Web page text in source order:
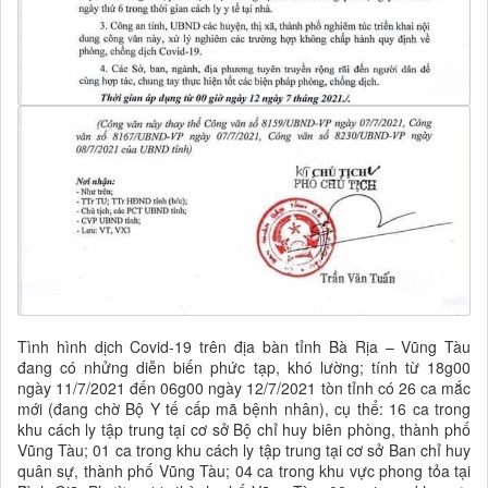
Tình hình dịch Covid-19 trên địa bàn tỉnh Bà Rịa – Vũng Tàu
đang có nhửng diễn biến phức tạp, khó lường; tính từ 18g00
ngày 11/7/2021 đến 06g00 ngày 12/7/2021 tòn tỉnh có 26 ca mắc
mới (đang chờ Bộ Y tế cấp mã bệnh nhân), cụ thể: 16 ca trong
khu cách ly tập trung tại cơ sở Bộ chỉ huy biên phòng, thành phố
Vũng Tàu; 01 ca trong khu cách ly tập trung tại cơ sở Ban chỉ huy
quân sự, thành phố Vũng Tàu; 04 ca trong khu vực phong tỏa tại